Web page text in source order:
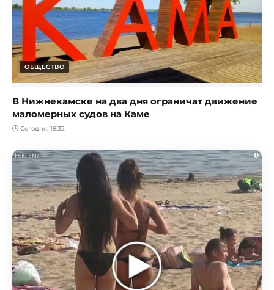
ОБЩЕСТВО
В Нижнекамске на два дня ограничат движение
маломерных судов на Каме
Сегодня, 18:32
i